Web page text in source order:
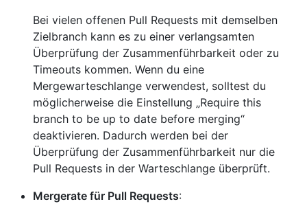
Bei vielen offenen Pull Requests mit demselben
Zielbranch kann es zu einer verlangsamten
Überprüfung der Zusammenführbarkeit oder zu
Timeouts kommen. Wenn du eine
Mergewarteschlange verwendest, solltest du
möglicherweise die Einstellung „Require this
branch to be up to date before merging“
deaktivieren. Dadurch werden bei der
Überprüfung der Zusammenführbarkeit nur die
Pull Requests in der Warteschlange überprüft.
Mergerate für Pull Requests: